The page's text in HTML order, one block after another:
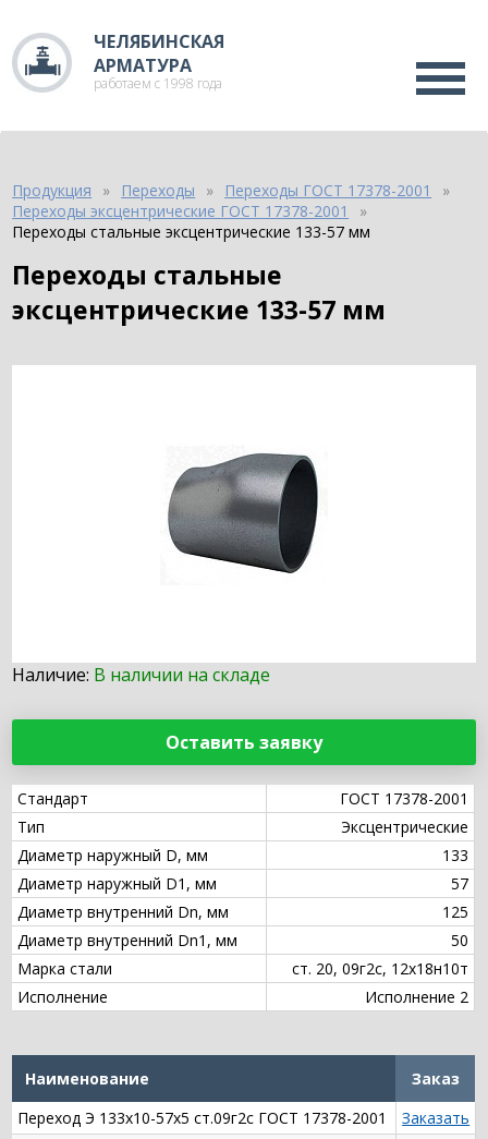
ЧЕЛЯБИНСКАЯ
АРМАТУРА
работаем с 1998 года
Продукция Переходы
Переходы ГОСТ 17378-2001
Переходы эксцентрические ГОСТ 17378-2001
Переходы стальные эксцентрические 133-57 мм
Переходы стальные
эксцентрические 133-57 мм
Наличие: В наличии на складе
Оставить заявку
Стандарт
ГОСТ 17378-2001
Тип
Эксцентрические
Диаметр наружный D, мм
133
Диаметр наружный D1, мм
57
Диаметр внутренний Dn, мм
125
Диаметр внутренний Dn1, мм
50
Марка стали
ст. 20, 09г2с, 12х18н10т
Исполнение
Исполнение 2
Наименование
Заказ
Переход Э 133х10-57х5 ст.09г2с ГОСТ 17378-2001
Заказать